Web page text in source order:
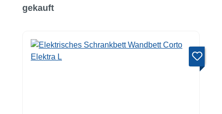
gekauft